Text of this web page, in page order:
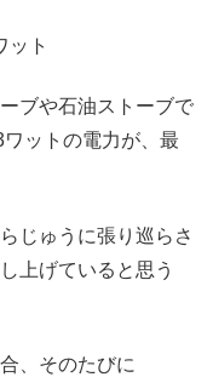
ット
ブや石油ストーブで
ットの電力が、最
じゅうに張り巡らさ
上げていると思う
、そのたびに